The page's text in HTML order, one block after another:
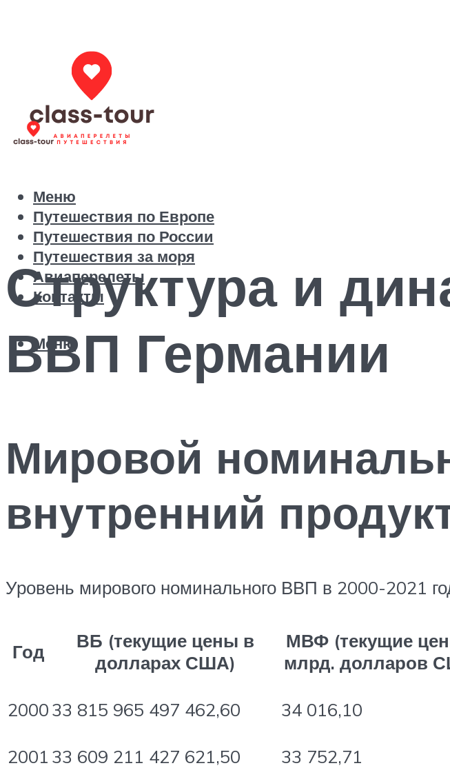
Путешествия по Европе
Путешествия по России
Путешествия за моря
Авиаперелеты
Контакты
Меню
Меню
Структура и
ВВП Германии
Мировой
внутренний
Уровень мирового номинального ВВП в 2000-2021
Год
ВБ (текущие цены в
долларах США)
МВФ (текущие
млрд. долларов
200033 815 965 497 462,60 34 016,10
2001 33 609 211 427 621,50 33 752,71